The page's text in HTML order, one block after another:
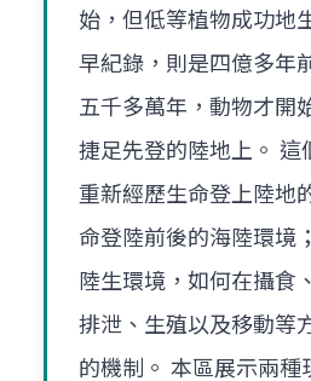
始，但低等植物成功地
早紀錄，則是四億多年
五千多萬年，動物才開
捷足先登的陸地上。 這
重新經歷生命登上陸地
命登陸前後的海陸環境
陸生環境，如何在攝食
排泄、生殖以及移動等
的機制。 本區展示兩